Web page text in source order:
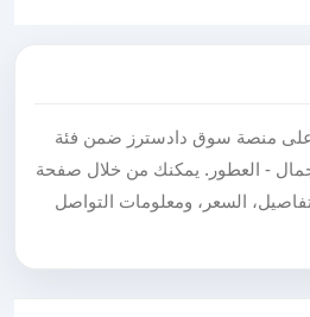
منصة سوق دادسترز ضمن فئة
- العطور. يمكنك من خلال صفحة
السعر، ومعلومات التواصل